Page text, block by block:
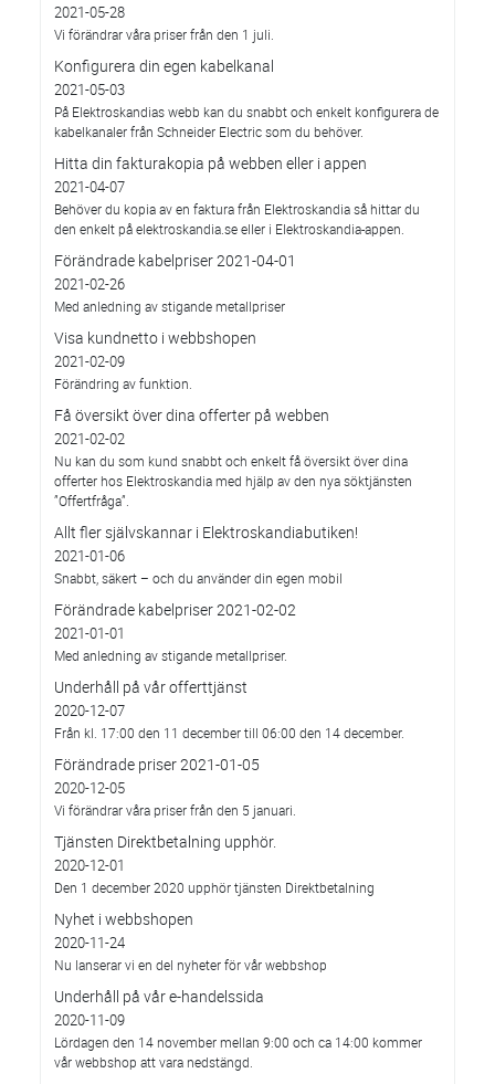
2021-05-28
Vi förändrar våra priser från den 1 juli.
Konfigurera din egen kabelkanal
2021-05-03
På Elektroskandias webb kan du snabbt och enkelt konfigurera de
kabelkanaler från Schneider Electric som du behöver.
Hitta din fakturakopia på webben eller i appen
2021-04-07
Behöver du kopia av en faktura från Elektroskandia så hittar du
den enkelt på elektroskandia.se eller i Elektro­skandia-appen.
Förändrade kabelpriser 2021-04-01
2021-02-26
Med anledning av stigande metallpriser
Visa kundnetto i webbshopen
2021-02-09
Förändring av funktion.
Få översikt över dina offerter på webben
2021-02-02
Nu kan du som kund snabbt och enkelt få översikt över dina
offerter hos Elektroskandia med hjälp av den nya söktjänsten
”Offertfråga”.
Allt fler självskannar i Elektroskandiabutiken!
2021-01-06
Snabbt, säkert – och du använder din egen mobil
Förändrade kabelpriser 2021-02-02
2021-01-01
Med anledning av stigande metallpriser.
Underhåll på vår offerttjänst
2020-12-07
Från kl. 17:00 den 11 december till 06:00 den 14 december.
Förändrade priser 2021-01-05
2020-12-05
Vi förändrar våra priser från den 5 januari.
Tjänsten Direktbetalning upphör.
2020-12-01
Den 1 december 2020 upphör tjänsten Direktbetalning
Nyhet i webbshopen
2020-11-24
Nu lanserar vi en del nyheter för vår webbshop
Underhåll på vår e-handelssida
2020-11-09
Lördagen den 14 november mellan 9:00 och ca 14:00 kommer
vår webbshop att vara nedstängd.